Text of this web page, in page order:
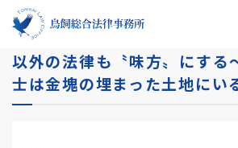
税理士事務所 訴訟時代の生
以外の法律も〝味方〟にす
士は金塊の埋まった土地にい